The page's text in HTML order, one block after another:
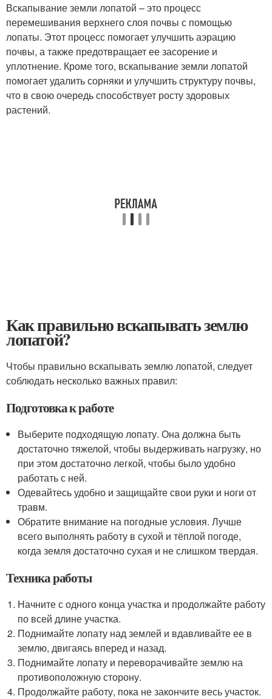
Вскапывание земли лопатой – это процесс
перемешивания верхнего слоя почвы с помощью
лопаты. Этот процесс помогает улучшить аэрацию
почвы, а также предотвращает ее засорение и
уплотнение. Кроме того, вскапывание земли лопатой
помогает удалить сорняки и улучшить структуру почвы,
что в свою очередь способствует росту здоровых
растений.
Как правильно вскапывать землю
лопатой?
Чтобы правильно вскапывать землю лопатой, следует
соблюдать несколько важных правил:
Подготовка к работе
Выберите подходящую лопату. Она должна быть
достаточно тяжелой, чтобы выдерживать нагрузку, но
при этом достаточно легкой, чтобы было удобно
работать с ней.
Одевайтесь удобно и защищайте свои руки и ноги от
травм.
Обратите внимание на погодные условия. Лучше
всего выполнять работу в сухой и тёплой погоде,
когда земля достаточно сухая и не слишком твердая.
Техника работы
Начните с одного конца участка и продолжайте работу
по всей длине участка.
Поднимайте лопату над землей и вдавливайте ее в
землю, двигаясь вперед и назад.
Поднимайте лопату и переворачивайте землю на
противоположную сторону.
Продолжайте работу, пока не закончите весь участок.